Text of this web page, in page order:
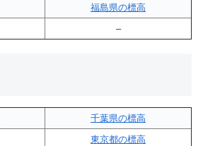
福島県の標高
–
千葉県の標高
東京都の標高